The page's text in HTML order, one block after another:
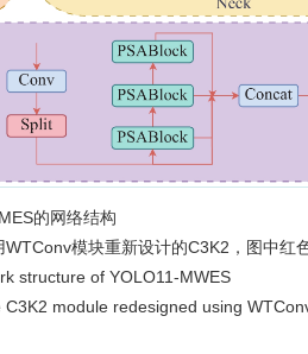
的网络结构
模块重新设计的C3K2，图中红
structure of YOLO11-MWES
C3K2 module redesigned using